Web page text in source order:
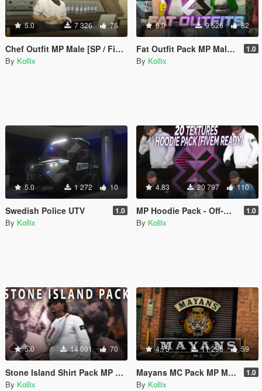
5.0 7 326 76
Chef Outfit MP Male [SP / FiveM]
By Kollix
5.0 9 526 82
Fat Outfit Pack MP Male [SP / FiveM] 1.0
By Kollix
5.0 1 272 10
Swedish Police UTV 1.0
By Kollix
4.83 20 797 110
MP Hoodie Pack - Off-White Supreme Nasa... [SP / FiveM] 1.0
By Kollix
5.0 14 091 70
Stone Island Shirt Pack MP Male [SP / FiveM]
By Kollix
4.75 11 296 59
Mayans MC Pack MP Male Mc Vest [SP / FiveM] 1.0
By Kollix